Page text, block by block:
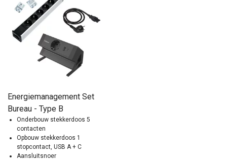
Energiemanagement Set
Bureau - Type B
Onderbouw stekkerdoos 5
contacten
Opbouw stekkerdoos 1
stopcontact, USB A + C
Aansluitsnoer